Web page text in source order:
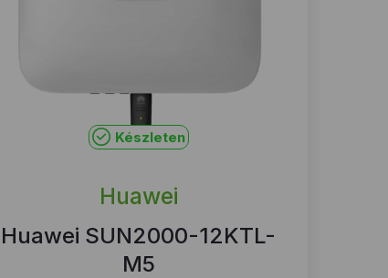
Készleten
Huawei
Huawei SUN2000-12KTL-
M5